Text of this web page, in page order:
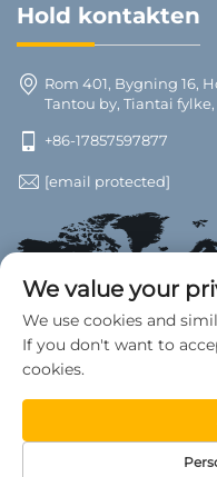
Hold kontakten
Rom 401, Bygning 16,
Tantou by, Tiantai
+86-17857597877
[email protected]
Opphavsrett © 2025
Alle rettigheter
We value your
We use cookies and
If you don't want to
cookies.